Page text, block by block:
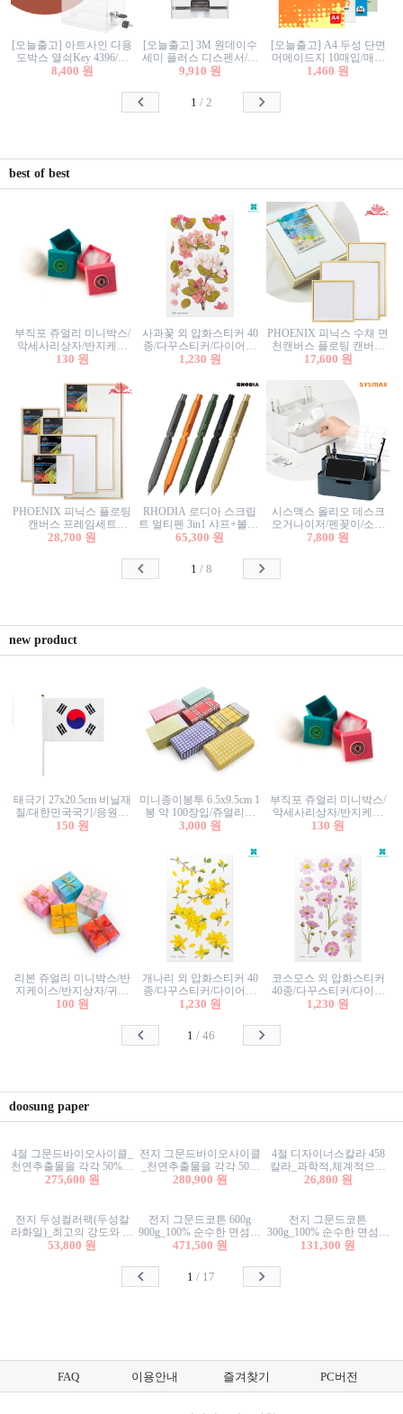
[오늘출고] 아트사인 다용
도박스 열쇠Key 4396/투
표함/건의함/모금함/응모
8,400 원
[오늘출고] 3M 원데이수
세미 플러스 디스펜서/소
프트수세미5매+강력수세
9,910 원
[오늘출고] A4 두성 단면
머메이드지 10매입/매직
터치/색지/색상지/색복사
칼라색지/고급복사지
1,460 원
1 / 2
best of best
부직포 쥬얼리 미니박스/
악세사리상자/반지케이
스/반지상자/귀걸이상자/
130 원
사과꽃 외 압화스티커 40
종/다꾸스티커/다이어리
꾸미기/꽃스티커/자연물
1,230 원
PHOENIX 피닉스 수채 면
천캔버스 플로팅 캔버스
프레임세트 30x30cm/액자
17,600 원
PHOENIX 피닉스 플로팅
캔버스 프레임세트
50x50cm/액자캔버스/인테
28,700 원
RHODIA 로디아 스크립
트 멀티펜 3in1 샤프+볼펜/
무광택 알루미늄 육각배
65,300 원
시스맥스 올리오 데스크
오거나이저/펜꽂이/소품
꽂이/소품함/정리함/수납
7,800 원
1 / 8
new product
태극기 27x20.5cm 비닐재
질/대한민국국기/응원깃
발/행사깃발
150 원
미니종이봉투 6.5x9.5cm 1
봉 약 100장입/쥬얼리봉
투/증명사진봉투/악세사
3,000 원
부직포 쥬얼리 미니박스/
악세사리상자/반지케이
스/반지상자/귀걸이상자/
130 원
리본 쥬얼리 미니박스/반
지케이스/반지상자/귀걸
이상자/귀걸이박스/악세
100 원
개나리 외 압화스티커 40
종/다꾸스티커/다이어리
꾸미기/꽃스티커/자연물
1,230 원
코스모스 외 압화스티커
40종/다꾸스티커/다이어
리꾸미기/꽃스티커/자연
1,230 원
1 /46
doosung paper
4절 그문드바이오사이클_
천연추출물을 각각 50%이
상 함유한 친환경그래픽
275,600 원
전지 그문드바이오사이클
_천연추출물을 각각 50%
이상 함유한 친환경그래
280,900 원
4절 디자이너스칼라 458
칼라_과학적,체계적으로
분류된 200색을 갖춘 색지
26,800 원
전지 두성컬러팩(두성칼
라화일)_최고의 강도와 평
활성을 지닌 다양한 컬러
53,800 원
전지 그문드코튼 600g
900g_100% 순수한 면섬유
로 만든 친환경프리미엄
471,500 원
전지 그문드코튼
300g_100% 순수한 면섬유
로 만든 친환경프리미엄
131,300 원
1 / 17
FAQ 이용안내 즐겨찾기 PC버전